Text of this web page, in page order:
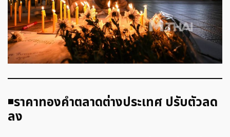
◾️ราคาทองคำตลาดต่างประเทศ ปรับตัวลด
ลง